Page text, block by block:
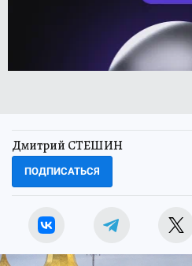
Дмитрий СТЕШИН
ПОДПИСАТЬСЯ